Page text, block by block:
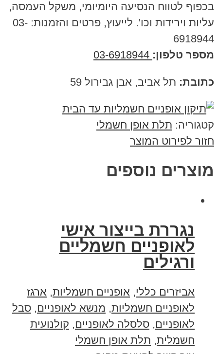
בכפוף לטווח הנסיעה היומיומי, משקל העמסה,
עליות וירידות וכו'. לייעוץ, פרטים והזמנות: 03-
6918944
מספר טלפון:
כתובת: תל אביב, אבן גבירול 59
קטגוריה: תלת אופן חשמלי
חזור לפירוט המוצר
מוצרים נוספים
נגררת בייצור אישי
לאופניים חשמליים
ורגילים
אביזרים כללי, אופניים חשמליות, ארגז
לאופניים חשמליות, מנשא לאופניים, סבל
לאופניים, סלסלה לאופניים, קולנועית
חשמלית, תלת אופן חשמלי